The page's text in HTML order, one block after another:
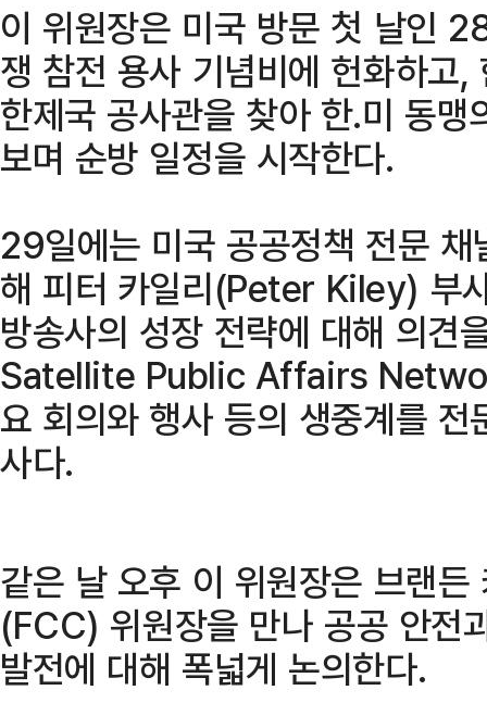
이 위원장은 미국 방문 첫 날인
쟁 참전 용사 기념비에 헌화하고,
한제국 공사관을 찾아 한․미 동
보며 순방 일정을 시작한다.
29일에는 미국 공공정책 전문
해 피터 카일리(Peter Kiley) 부
방송사의 성장 전략에 대해 의
Satellite Public Affairs
요 회의와 행사 등의 생중계를
사다.
같은 날 오후 이 위원장은 브랜
(FCC) 위원장을 만나 공공 안전
발전에 대해 폭넓게 논의한다.